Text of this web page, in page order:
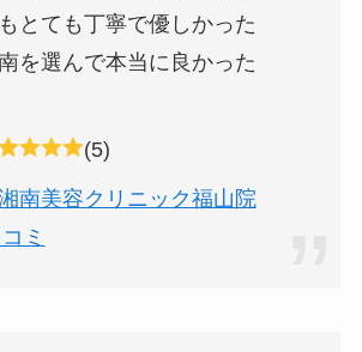
とても丁寧で優しかった
を選んで本当に良かった
(5)
南美容クリニック福山院
ミ